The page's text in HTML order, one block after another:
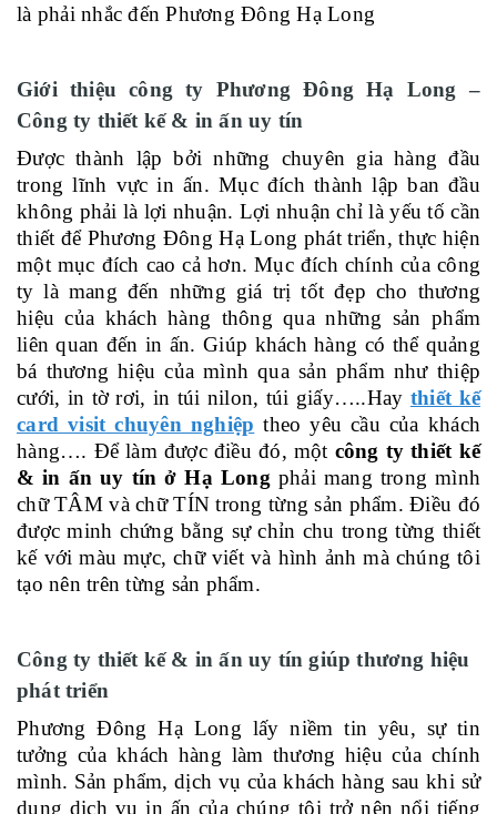
là phải nhắc đến Phương Đông Hạ Long
Giới thiệu công ty Phương Đông Hạ Long –
Công ty thiết kế & in ấn uy tín
Được thành lập bởi những chuyên gia hàng đầu
trong lĩnh vực in ấn. Mục đích thành lập ban đầu
không phải là lợi nhuận. Lợi nhuận chỉ là yếu tố cần
thiết để Phương Đông Hạ Long phát triển, thực hiện
một mục đích cao cả hơn. Mục đích chính của công
ty là mang đến những giá trị tốt đẹp cho thương
hiệu của khách hàng thông qua những sản phẩm
liên quan đến in ấn. Giúp khách hàng có thể quảng
bá thương hiệu của mình qua sản phẩm như thiệp
cưới, in tờ rơi, in túi nilon, túi giấy…..Hay thiết kế
card visit chuyên nghiệp theo yêu cầu của khách
hàng…. Để làm được điều đó, một công ty thiết kế
& in ấn uy tín ở Hạ Long phải mang trong mình
chữ TÂM và chữ TÍN trong từng sản phẩm. Điều đó
được minh chứng bằng sự chỉn chu trong từng thiết
kế với màu mực, chữ viết và hình ảnh mà chúng tôi
tạo nên trên từng sản phẩm.
Công ty thiết kế & in ấn uy tín giúp thương hiệu
phát triển
Phương Đông Hạ Long lấy niềm tin yêu, sự tin
tưởng của khách hàng làm thương hiệu của chính
mình. Sản phẩm, dịch vụ của khách hàng sau khi sử
dụng dịch vụ in ấn của chúng tôi trở nên nổi tiếng